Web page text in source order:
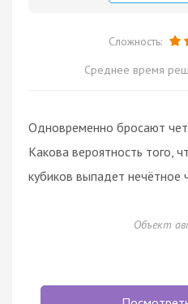
Сложность:
Среднее время
Одновременно бросают
Какова вероятность того,
кубиков выпадет нечётное
Объект